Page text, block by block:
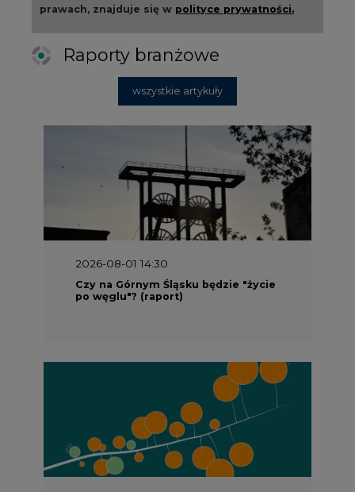
prawach, znajduje się w polityce prywatności.
Raporty branżowe
wszystkie artykuły
2026-08-01 14:30
Czy na Górnym Śląsku będzie "życie
po węglu"? (raport)